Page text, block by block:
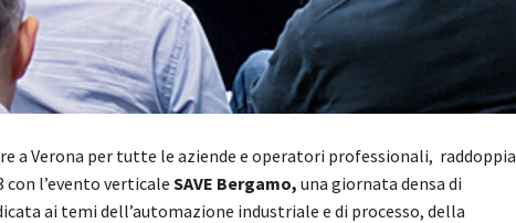
a Verona per tutte le aziende e operatori professionali, raddoppia
l’evento verticaleSAVE Bergamo, una giornata densa di
ai temi dell’automazione industriale e di processo, della